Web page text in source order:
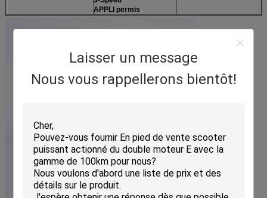
Laisser un message
Nous vous rappellerons bientôt!
APPLI permis